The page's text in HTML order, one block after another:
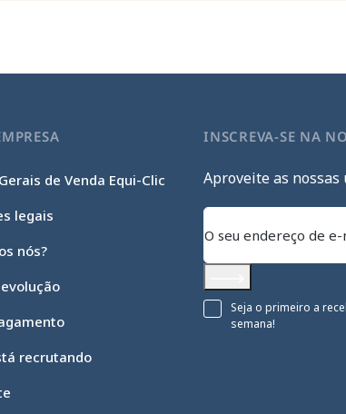
de Venda Equi-Clic
legais
nós?
recrutando
INSCREVA-SE NA
Aproveite as
Subscrever
Seja o primeiro a
semana!